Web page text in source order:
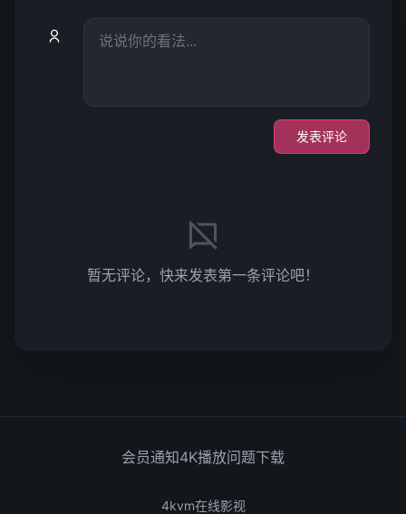
发表评论
暂无评论，快来发表第一条评论吧！
会员通知4K播放问题下载
4kvm在线影视